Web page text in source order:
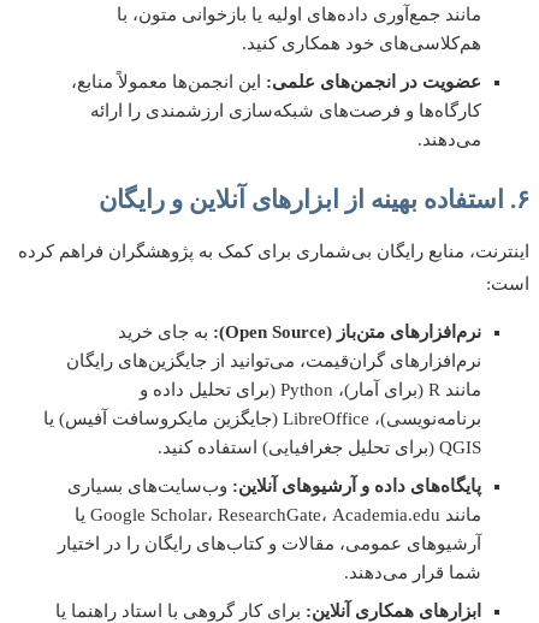
مانند جمع‌آوری داده‌های اولیه یا بازخوانی متون، با
هم‌کلاسی‌های خود همکاری کنید.
عضویت در انجمن‌های علمی:این انجمن‌ها معمولاً منابع،
کارگاه‌ها و فرصت‌های شبکه‌سازی ارزشمندی را ارائه
می‌دهند.
منابع رایگان بی‌شماری برای کمک به پژوهشگران فراهم کرده
نرم‌افزارهای متن‌باز (Open Source):
به جای خرید
نرم‌افزارهای گران‌قیمت، می‌توانید از جایگزین‌های رایگان
مانند R (برای آمار)، Python (برای تحلیل داده و
برنامه‌نویسی)، LibreOffice (جایگزین مایکروسافت آفیس) یا
QGIS (برای تحلیل جغرافیایی) استفاده کنید.
پایگاه‌های داده و آرشیوهای آنلاین:وب‌سایت‌های بسیاری
مانند Google Scholar، ResearchGate، Academia.edu یا
آرشیوهای عمومی، مقالات و کتاب‌های رایگان را در اختیار
شما قرار می‌دهند.
ابزارهای همکاری آنلاین:برای کار گروهی با استاد راهنما یا